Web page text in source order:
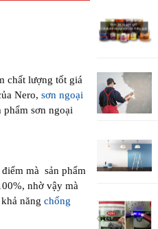
chất lượng tốt giá
Nero, sơn ngoại
phẩm sơn ngoại
mà sản phẩm
nhờ vậy mà
năng chống